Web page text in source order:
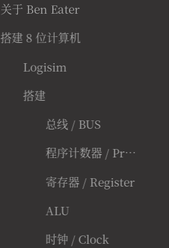
关于 Ben Eater
搭建 8 位计算机
Logisim
搭建
总线 / BUS
程序计数器 / Program Counter
寄存器 / Register
ALU
时钟 / Clock